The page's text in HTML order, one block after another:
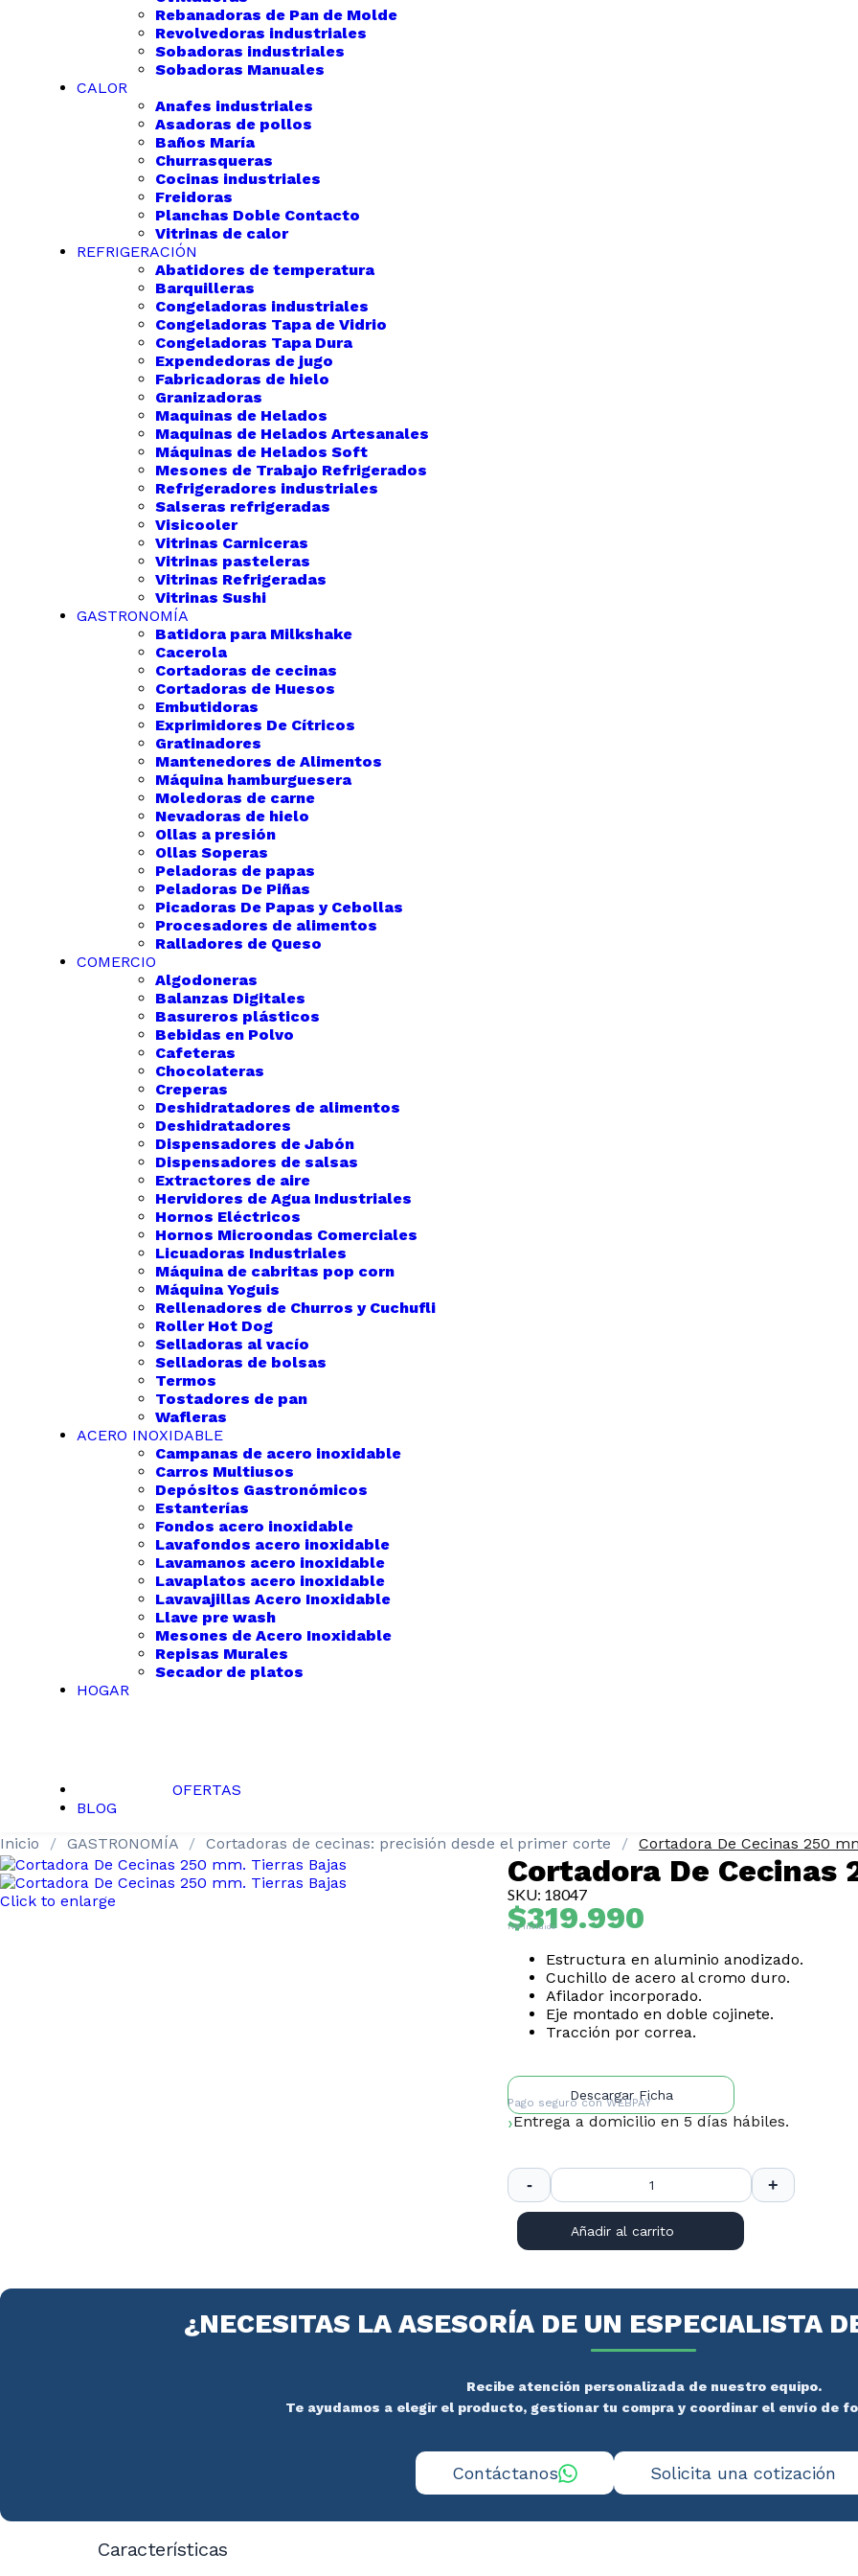
Rebanadoras de Pan de Molde
Revolvedoras industriales
Sobadoras industriales
Sobadoras Manuales
CALOR
Anafes industriales
Asadoras de pollos
Baños María
Churrasqueras
Cocinas industriales
Freidoras
Planchas Doble Contacto
Vitrinas de calor
REFRIGERACIÓN
Abatidores de temperatura
Barquilleras
Congeladoras industriales
Congeladoras Tapa de Vidrio
Congeladoras Tapa Dura
Expendedoras de jugo
Fabricadoras de hielo
Granizadoras
Maquinas de Helados
Maquinas de Helados Artesanales
Máquinas de Helados Soft
Mesones de Trabajo Refrigerados
Refrigeradores industriales
Salseras refrigeradas
Visicooler
Vitrinas Carniceras
Vitrinas pasteleras
Vitrinas Refrigeradas
Vitrinas Sushi
GASTRONOMÍA
Batidora para Milkshake
Cacerola
Cortadoras de cecinas
Cortadoras de Huesos
Embutidoras
Exprimidores De Cítricos
Gratinadores
Mantenedores de Alimentos
Máquina hamburguesera
Moledoras de carne
Nevadoras de hielo
Ollas a presión
Ollas Soperas
Peladoras de papas
Peladoras De Piñas
Picadoras De Papas y Cebollas
Procesadores de alimentos
Ralladores de Queso
COMERCIO
Algodoneras
Balanzas Digitales
Basureros plásticos
Bebidas en Polvo
Cafeteras
Chocolateras
Creperas
Deshidratadores de alimentos
Deshidratadores
Dispensadores de Jabón
Dispensadores de salsas
Extractores de aire
Hervidores de Agua Industriales
Hornos Eléctricos
Hornos Microondas Comerciales
Licuadoras Industriales
Máquina de cabritas pop corn
Máquina Yoguis
Rellenadores de Churros y Cuchufli
Roller Hot Dog
Selladoras al vacío
Selladoras de bolsas
Termos
Tostadores de pan
Wafleras
ACERO INOXIDABLE
Campanas de acero inoxidable
Carros Multiusos
Depósitos Gastronómicos
Estanterías
Fondos acero inoxidable
Lavafondos acero inoxidable
Lavamanos acero inoxidable
Lavaplatos acero inoxidable
Lavavajillas Acero Inoxidable
Llave pre wash
Mesones de Acero Inoxidable
Repisas Murales
Secador de platos
HOGAR
OFERTAS
BLOG
Inicio
GASTRONOMÍA Cortadoras de cecinas: precisión desde el primer corte Cortadora De Cecinas 250
Click to enlarge
Cortadora De Cecinas
SKU: 18047
$319.990
IVA Incluido
Estructura en aluminio anodizado.
Cuchillo de acero al cromo duro.
Afilador incorporado.
Eje montado en doble cojinete.
Tracción por correa.
Descargar Ficha
Pago seguro conWEBPAY
Entrega a domicilio en 5 días hábiles.
Añadir al carrito
¿NECESITAS LA ASESORÍA DE UN ESPECIALISTA
Recibe atención personalizada de nuestro equipo.
Te ayudamos a elegir el producto, gestionar tu compra y coordinar el envío de
Contáctanos Solicita una cotización
Características